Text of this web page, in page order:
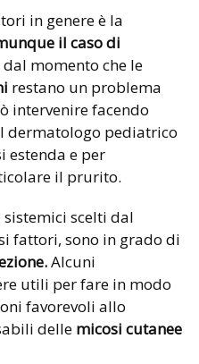
in genere è la
il caso di
dal momento che le
restano un problema
intervenire facendo
dermatologo pediatrico
estenda e per
il prurito.
scelti dal
fattori, sono in grado di
Alcuni
utili per fare in modo
favorevoli allo
delle micosi cutanee